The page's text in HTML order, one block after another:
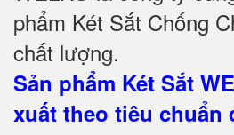
phẩm Két Sắt Chống
chất lượng.
Sản phẩm Két Sắt
xuất theo tiêu chuẩn